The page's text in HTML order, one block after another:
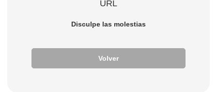
URL
Disculpe las molestias
Volver